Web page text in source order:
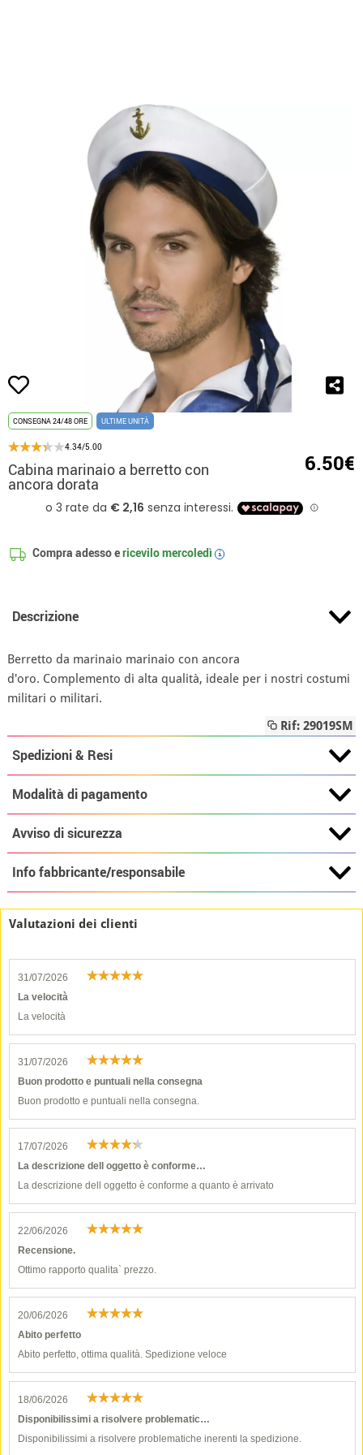
CONSEGNA 24/48 ORE ULTIME UNITÀ
4.34/5.00
Cabina marinaio a berretto con
ancora dorata
6.50€
Compra adesso ericevilomercoledì i
Descrizione
Berretto da marinaio marinaio con ancora
d'oro. Complemento di alta qualità, ideale per i nostri costumi
militari o militari.
Rif: 29019SM
Spedizioni & Resi
Modalità di pagamento
Avviso di sicurezza
Info fabbricante/responsabile
Valutazioni dei clienti
31/07/2026
La velocità
La velocità
31/07/2026
Buon prodotto e puntuali nella consegna
Buon prodotto e puntuali nella consegna.
17/07/2026
La descrizione dell oggetto è conforme…
La descrizione dell oggetto è conforme a quanto è arrivato
22/06/2026
Recensione.
Ottimo rapporto qualita` prezzo.
20/06/2026
Abito perfetto
Abito perfetto, ottima qualità. Spedizione veloce
18/06/2026
Disponibilissimi a risolvere problematic…
Disponibilissimi a risolvere problematiche inerenti la spedizione.